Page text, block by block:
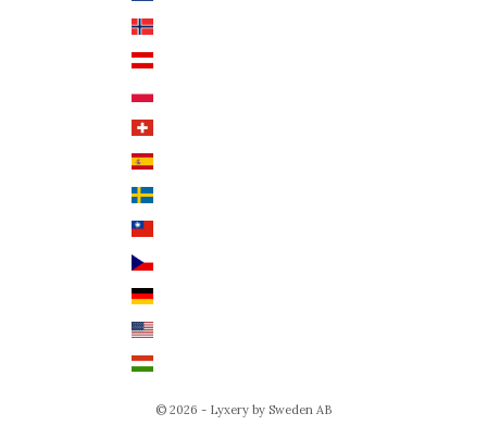
© 2026 - Lyxery by Sweden AB